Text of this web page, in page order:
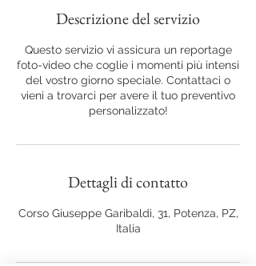
Descrizione del servizio
Questo servizio vi assicura un reportage
foto-video che coglie i momenti più intensi
del vostro giorno speciale. Contattaci o
vieni a trovarci per avere il tuo preventivo
personalizzato!
Dettagli di contatto
Corso Giuseppe Garibaldi, 31, Potenza, PZ,
Italia